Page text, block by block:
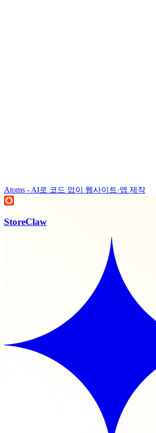
Atoms - AI로 코드 없이 웹사이트·앱 제작
StoreClaw